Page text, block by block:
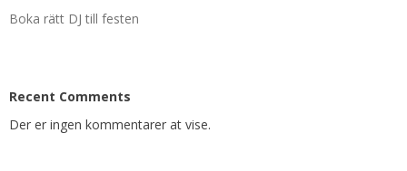
Boka rätt DJ till festen
Recent Comments
Der er ingen kommentarer at vise.